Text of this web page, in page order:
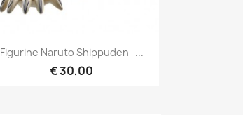
Snel bekijken
Figurine Naruto Shippuden -...
€ 30,00